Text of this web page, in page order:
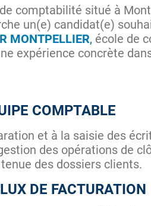
comptabilité situé à
un(e) candidat(e)
MONTPELLIER, école de
expérience concrète
COMPTABLE
et à la saisie des
des opérations de
des dossiers clients.
DE FACTURATION